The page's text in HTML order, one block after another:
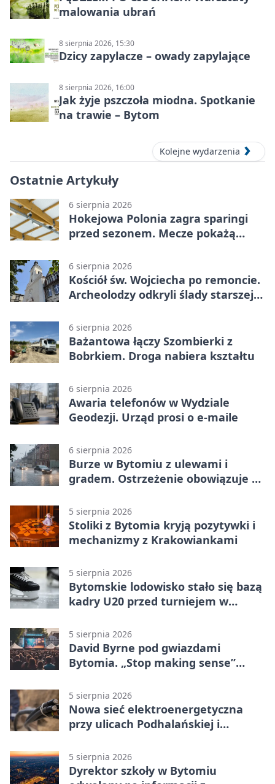
malowania ubrań
8 sierpnia 2026, 15:30
Dzicy zapylacze – owady zapylające
8 sierpnia 2026, 16:00
Jak żyje pszczoła miodna. Spotkanie
na trawie – Bytom
Kolejne wydarzenia
Ostatnie Artykuły
6 sierpnia 2026
Hokejowa Polonia zagra sparingi
przed sezonem. Mecze pokażą
6 sierpnia 2026
Kościół św. Wojciecha po remoncie.
Archeolodzy odkryli ślady starszej
6 sierpnia 2026
Bażantowa łączy Szombierki z
Bobrkiem. Droga nabiera kształtu
6 sierpnia 2026
Awaria telefonów w Wydziale
Geodezji. Urząd prosi o e-maile
6 sierpnia 2026
Burze w Bytomiu z ulewami i
gradem. Ostrzeżenie obowiązuje do
5 sierpnia 2026
Stoliki z Bytomia kryją pozytywki i
mechanizmy z Krakowiankami
5 sierpnia 2026
Bytomskie lodowisko stało się bazą
kadry U20 przed turniejem w
5 sierpnia 2026
David Byrne pod gwiazdami
Bytomia. „Stop making sense”
5 sierpnia 2026
Nowa sieć elektroenergetyczna
przy ulicach Podhalańskiej i
5 sierpnia 2026
Dyrektor szkoły w Bytomiu